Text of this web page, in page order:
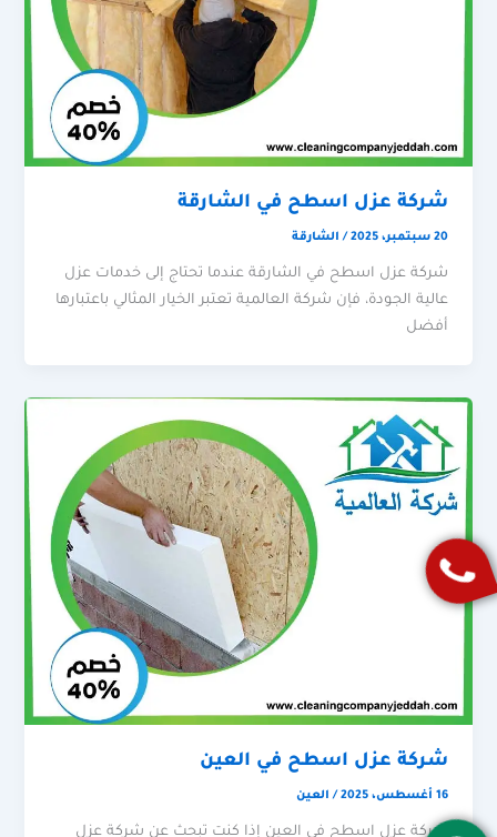
شركة عزل اسطح في الشارقة
20 سبتمبر، 2025 / الشارقة
شركة عزل اسطح في الشارقة عندما تحتاج إلى خدمات عزل
عالية الجودة، فإن شركة العالمية تعتبر الخيار المثالي باعتبارها
أفضل
شركة عزل اسطح في العين
16 أغسطس، 2025 / العين
شركة عزل اسطح في العين إذا كنت تبحث عن شركة عزل